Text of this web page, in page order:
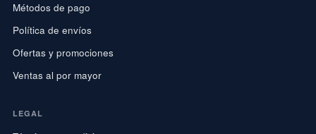
Métodos de pago
Política de envíos
Ofertas y promociones
Ventas al por mayor
LEGAL